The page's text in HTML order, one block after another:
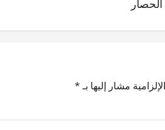
مشار إليها بـ*